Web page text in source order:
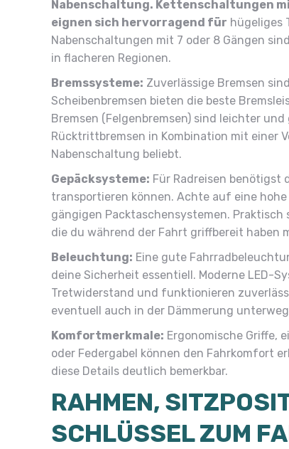
Nabenschaltung. Kettenschaltungen
eignen sich hervorragend für hügeliges
Nabenschaltungen mit 7 oder 8 Gängen
in flacheren Regionen.
Bremssysteme: Zuverlässige Bremsen
Scheibenbremsen bieten die beste
Bremsen (Felgenbremsen) sind leichter
Rücktrittbremsen in Kombination mit einer
Nabenschaltung beliebt.
Gepäcksysteme: Für Radreisen benötigst
transportieren können. Achte auf eine
gängigen Packtaschensystemen.
die du während der Fahrt griffbereit haben
Beleuchtung: Eine gute
deine Sicherheit essentiell. Moderne LED-
Tretwiderstand und funktionieren
eventuell auch in der Dämmerung
Komfortmerkmale: Ergonomische Griffe,
oder Federgabel können den Fahrkomfort
diese Details deutlich bemerkbar.
RAHMEN,
SCHLÜSSEL ZUM